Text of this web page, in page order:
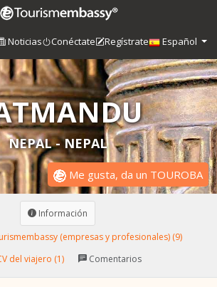
Noticias Conéctate Regístrate Español
NEPAL - NEPAL
Me gusta, da un TOUROBA
Información
(empresas y profesionales) (9)
del viajero (1)
Comentarios